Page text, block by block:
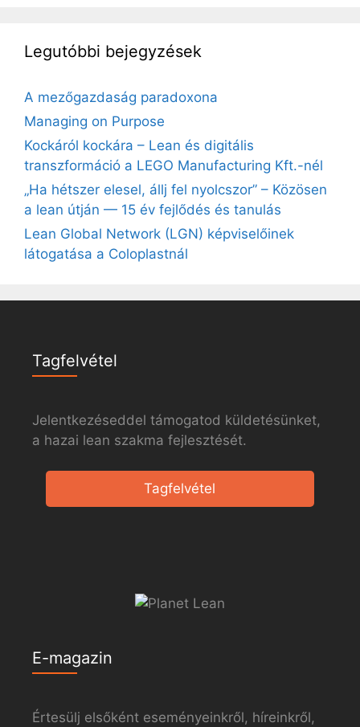
Legutóbbi bejegyzések
A mezőgazdaság paradoxona
Managing on Purpose
Kockáról kockára – Lean és digitális
transzformáció a LEGO Manufacturing Kft.-nél
„Ha hétszer elesel, állj fel nyolcszor” – Közösen
a lean útján — 15 év fejlődés és tanulás
Lean Global Network (LGN) képviselőinek
látogatása a Coloplastnál
Tagfelvétel
Jelentkezéseddel támogatod küldetésünket,
a hazai lean szakma fejlesztését.
Tagfelvétel
E-magazin
Értesülj elsőként eseményeinkről, híreinkről,